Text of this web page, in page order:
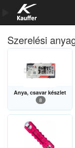
Alkatrészek
Szerelési
Anya, csavar készlet
8